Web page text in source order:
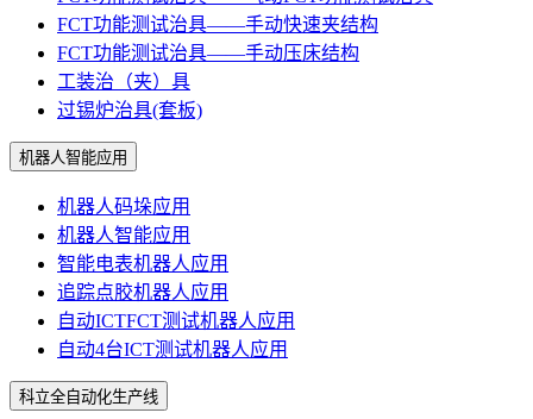
FCT功能测试治具——手动快速夹结构
FCT功能测试治具——手动压床结构
工装治（夹）具
过锡炉治具(套板)
机器人智能应用
机器人码垛应用
机器人智能应用
智能电表机器人应用
追踪点胶机器人应用
自动ICTFCT测试机器人应用
自动4台ICT测试机器人应用
科立全自动化生产线